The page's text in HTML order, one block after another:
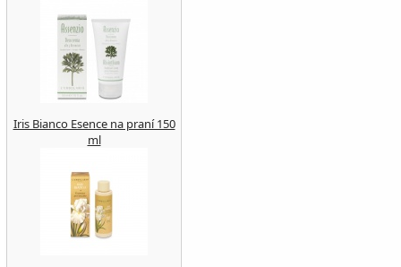
Iris Bianco Esence na praní 150
ml